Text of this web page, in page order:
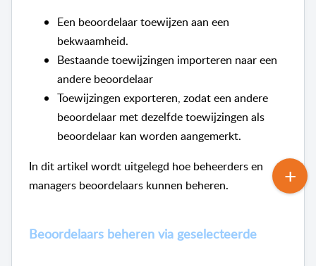
Een beoordelaar toewijzen aan een
bekwaamheid.
Bestaande toewijzingen importeren naar een
andere beoordelaar
Toewijzingen exporteren, zodat een andere
beoordelaar met dezelfde toewijzingen als
beoordelaar kan worden aangemerkt.
In dit artikel wordt uitgelegd hoe beheerders en
managers beoordelaars kunnen beheren.
Beoordelaars beheren via geselecteerde